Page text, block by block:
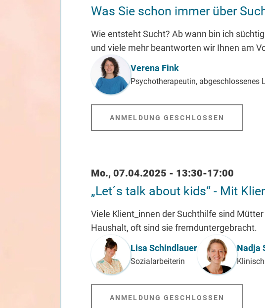
Was Sie schon immer über
Wie entsteht Sucht? Ab wann bin ich
und viele mehr beantworten wir Ihnen am
Referent_in
Verena Fink
Psychotherapeutin, abgeschlossenes
ANMELDUNG GESCHLOSSEN
Datum / Uhrzeit
Mo., 07.04.2025 - 13:30-17:00
„Let´s talk about kids“ - Mit
Viele Klient_innen der Suchthilfe sind
Haushalt, oft sind sie fremduntergebracht.
Referent_in
Lisa Schindlauer
Sozialarbeiterin
Nadja
ANMELDUNG GESCHLOSSEN